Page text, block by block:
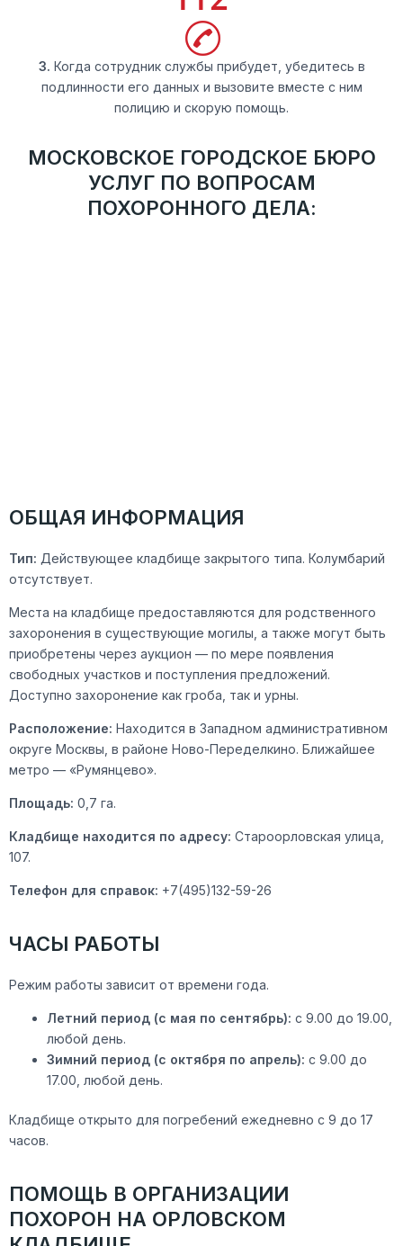
3. Когда сотрудник службы прибудет, убедитесь в
подлинности его данных и вызовите вместе с ним
полицию и скорую помощь.
МОСКОВСКОЕ ГОРОДСКОЕ БЮРО
УСЛУГ ПО ВОПРОСАМ
ПОХОРОННОГО ДЕЛА:
ОБЩАЯ ИНФОРМАЦИЯ
Тип: Действующее кладбище закрытого типа. Колумбарий
отсутствует.
Места на кладбище предоставляются для родственного
захоронения в существующие могилы, а также могут быть
приобретены через аукцион — по мере появления
свободных участков и поступления предложений.
Доступно захоронение как гроба, так и урны.
Расположение: Находится в Западном административном
округе Москвы, в районе Ново-Переделкино. Ближайшее
метро — «Румянцево».
Площадь: 0,7 га.
Кладбище находится по адресу: Староорловская улица,
107.
Телефон для справок: +7(495)132-59-26
ЧАСЫ РАБОТЫ
Режим работы зависит от времени года.
Летний период (с мая по сентябрь): с 9.00 до 19.00,
любой день.
Зимний период (с октября по апрель): с 9.00 до
17.00, любой день.
Кладбище открыто для погребений ежедневно с 9 до 17
часов.
ПОМОЩЬ В ОРГАНИЗАЦИИ
ПОХОРОН НА ОРЛОВСКОМ